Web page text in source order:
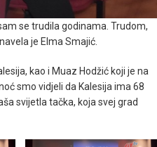
se trudila godinama. Trudom,
je Elma Smajić.
kao i Muaz Hodžić koji je na
smo vidjeli da Kalesija ima 68
svijetla tačka, koja svej grad